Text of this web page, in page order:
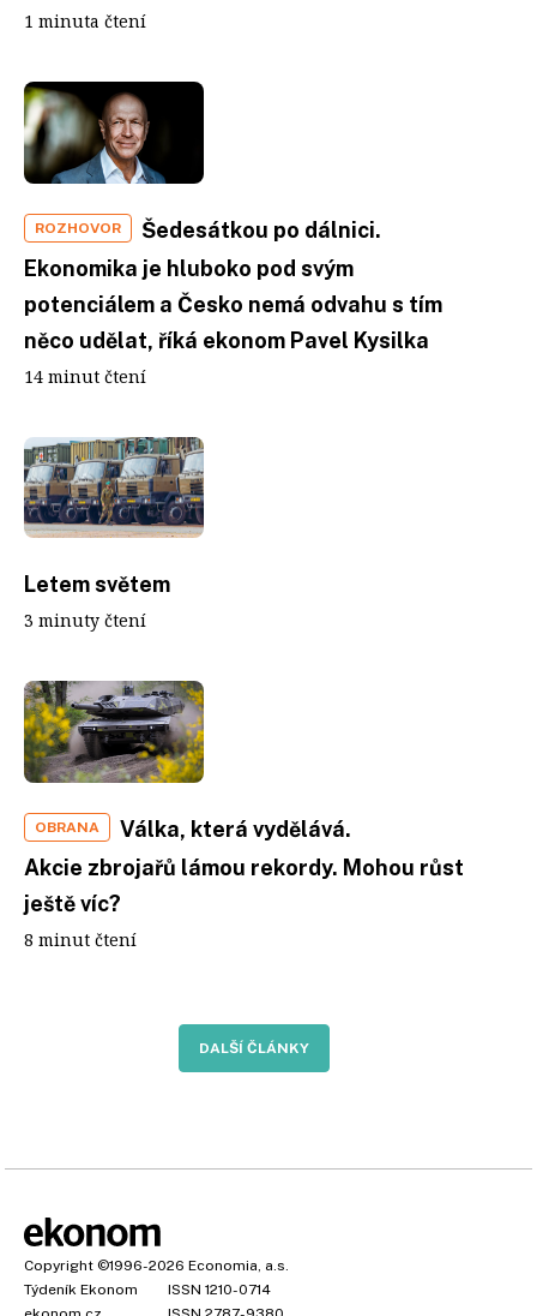
1 minuta čtení
ROZHOVOR
Šedesátkou po dálnici.
Ekonomika je hluboko pod svým
potenciálem a Česko nemá odvahu s tím
něco udělat, říká ekonom Pavel Kysilka
14 minut čtení
Letem světem
3 minuty čtení
OBRANA
Válka, která vydělává.
Akcie zbrojařů lámou rekordy. Mohou růst
ještě víc?
8 minut čtení
DALŠÍ ČLÁNKY
Copyright ©1996-2026 Economia, a.s.
Týdeník Ekonom
ISSN 1210-0714